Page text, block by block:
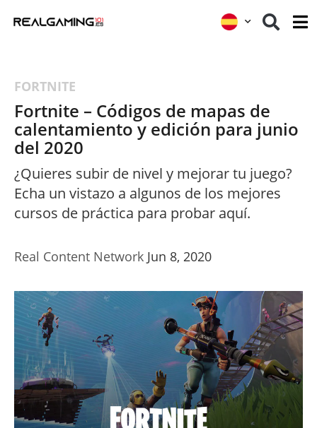
FORTNITE
Fortnite – Códigos de mapas de
calentamiento y edición para junio
del 2020
¿Quieres subir de nivel y mejorar tu juego?
Echa un vistazo a algunos de los mejores
cursos de práctica para probar aquí.
Real Content Network Jun 8, 2020